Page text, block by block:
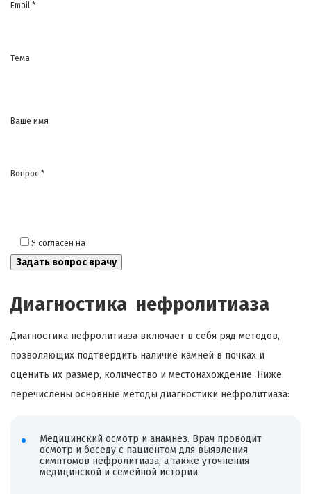
Email *
Тема
Ваше имя
Вопрос *
Я согласен на
Диагностика нефролитиаза
Диагностика нефролитиаза включает в себя ряд методов,
позволяющих подтвердить наличие камней в почках и
оценить их размер, количество и местонахождение. Ниже
перечислены основные методы диагностики нефролитиаза:
Медицинский осмотр и анамнез. Врач проводит
осмотр и беседу с пациентом для выявления
симптомов нефролитиаза, а также уточнения
медицинской и семейной истории.